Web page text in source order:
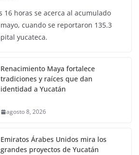
16 horas se acerca al acumulado
cuando se reportaron 135.3
yucateca.
Renacimiento Maya fortalece
tradiciones y raíces que dan
identidad a Yucatán
agosto 8, 2026
Emiratos Árabes Unidos mira los
grandes proyectos de Yucatán